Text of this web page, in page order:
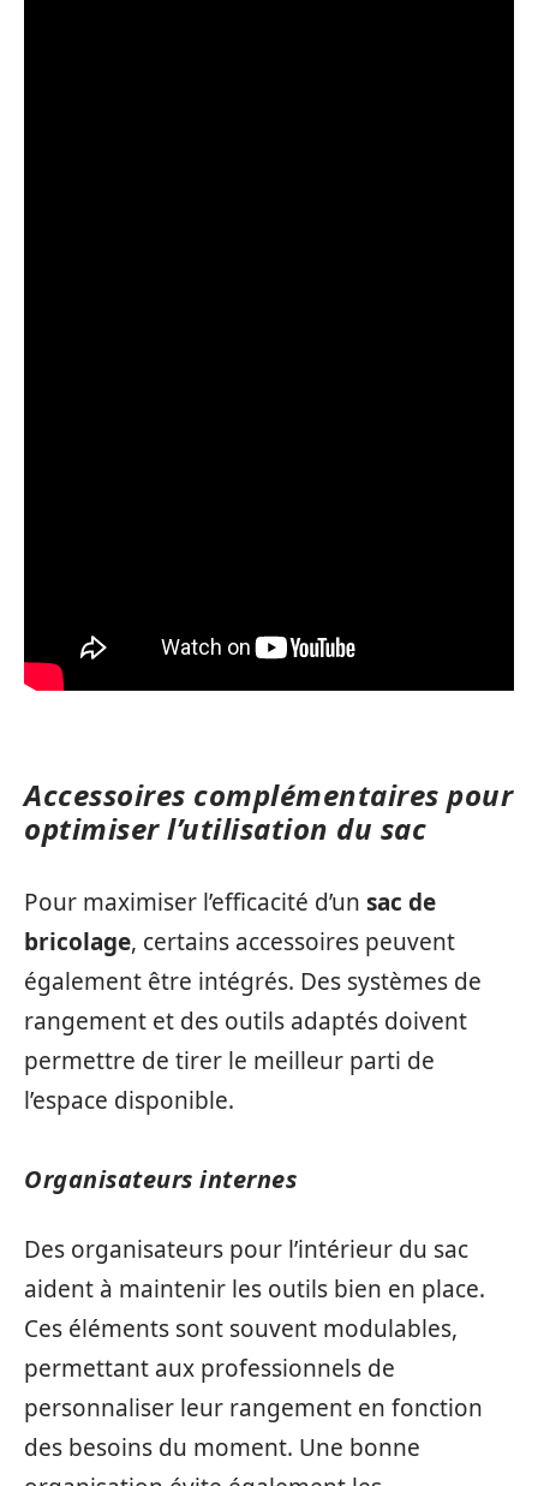
Accessoires complémentaires pour
optimiser l’utilisation du sac
Pour maximiser l’efficacité d’un sac de
bricolage, certains accessoires peuvent
également être intégrés. Des systèmes de
rangement et des outils adaptés doivent
permettre de tirer le meilleur parti de
l’espace disponible.
Organisateurs internes
Des organisateurs pour l’intérieur du sac
aident à maintenir les outils bien en place.
Ces éléments sont souvent modulables,
permettant aux professionnels de
personnaliser leur rangement en fonction
des besoins du moment. Une bonne